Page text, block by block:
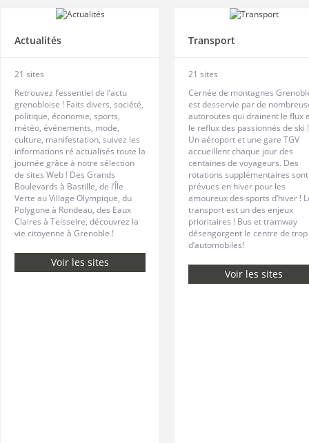
Actualités
21 sites
Retrouvez l’essentiel de l’actu
grenobloise ! Faits divers, société,
politique, économie, sports,
météo, événements, mode,
culture, manifestation, suivez les
informations ré actualisés toute la
journée grâce à notre sélection
de sites Web ! Des Grands
Boulevards à Bastille, de l’Île
Verte au Village Olympique, du
Polygone à Rondeau, des Eaux
Claires à Teisseire, découvrez la
vie citoyenne à Grenoble !
Voir les sites
Transport
21 sites
Cernée de montagnes
est desservie par de
autoroutes qui drainent le flux
le reflux des passionnés de ski !
Un aéroport et une gare TGV
accueillent chaque jour des
centaines de voyageurs. Des
rotations supplémentaires sont
prévues en hiver pour les
amoureux des sports d’hiver !
transport est un des enjeux
prioritaires ! Bus et tramway
désengorgent le centre de trop
d’automobiles!
Voir les sites